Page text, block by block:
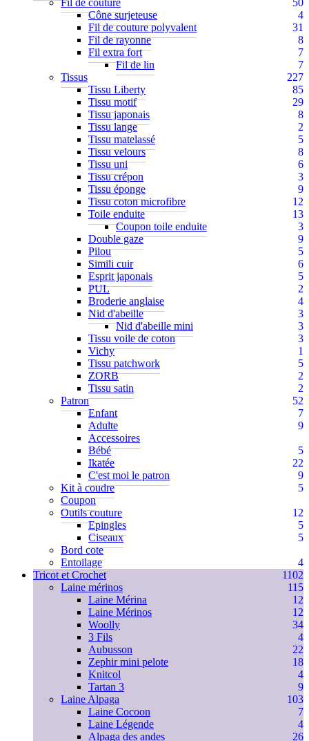
Fil de couture
50
Cône surjeteuse
4
Fil de couture polyvalent
31
Fil de rayonne
8
Fil extra fort
7
Fil de lin
7
Tissus
227
Tissu Liberty
85
Tissu motif
29
Tissu japonais
8
Tissu lange
2
Tissu matelassé
5
Tissu velours
8
Tissu uni
6
Tissu crépon
3
Tissu éponge
9
Tissu coton microfibre
12
Toile enduite
13
Coupon toile enduite
3
Double gaze
9
Pilou
5
Simili cuir
6
Esprit japonais
5
PUL
2
Broderie anglaise
4
Nid d'abeille
3
Nid d'abeille mini
3
Tissu voile de coton
3
Vichy
1
Tissu patchwork
5
ZORB
2
Tissu satin
2
Patron
52
Enfant
7
Adulte
9
Accessoires
Bébé
5
Ikatée
22
C'est moi le patron
9
Kit à coudre
5
Coupon
Outils couture
12
Epingles
5
Ciseaux
5
Bord cote
Entoilage
4
Tricot et Crochet
1102
Laine mérinos
115
Laine Mérina
12
Laine Mérinos
12
Woolly
34
3 Fils
4
Aubusson
22
Zephir mini pelote
18
Knitcol
4
Tartan 3
9
Laine Alpaga
103
Laine Cocoon
7
Laine Légende
4
Alpaga des andes
26